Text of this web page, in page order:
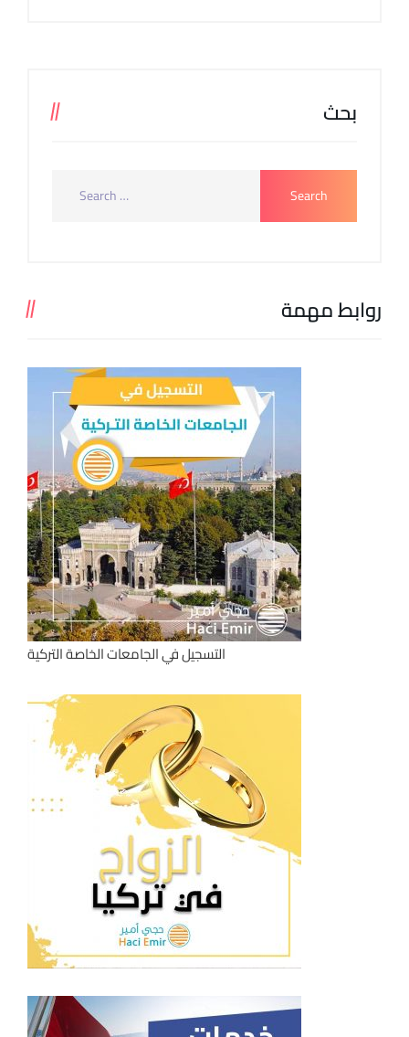
بحث
روابط مهمة
التسجيل في الجامعات الخاصة التركية